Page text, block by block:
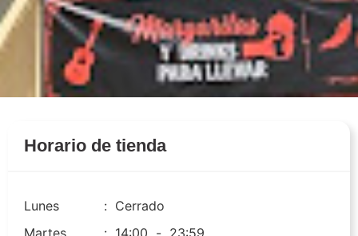
Horario de tienda
Lunes : Cerrado
Martes
: 14:00 - 23:59